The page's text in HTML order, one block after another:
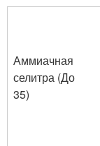
Аммиачная
селитра (До
35)